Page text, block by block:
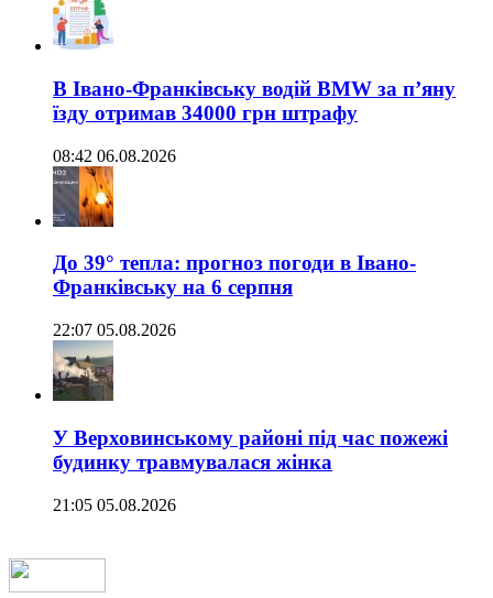
В Івано-Франківську водій BMW за п’яну
їзду отримав 34000 грн штрафу
08:42 06.08.2026
До 39° тепла: прогноз погоди в Івано-
Франківську на 6 серпня
22:07 05.08.2026
У Верховинському районі під час пожежі
будинку травмувалася жінка
21:05 05.08.2026